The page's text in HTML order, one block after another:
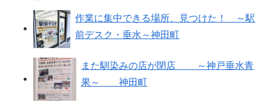
作業に集中できる場所、見つけた！ ～駅
前デスク・垂水～神田町
また馴染みの店が閉店 ～神戸垂水青
果～ 神田町